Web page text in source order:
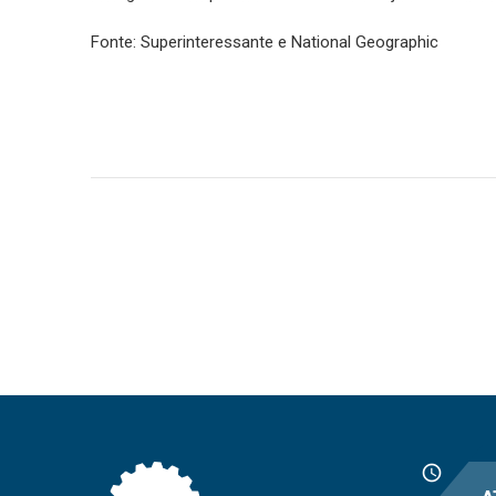
Fonte: Superinteressante e National Geographic
schedule